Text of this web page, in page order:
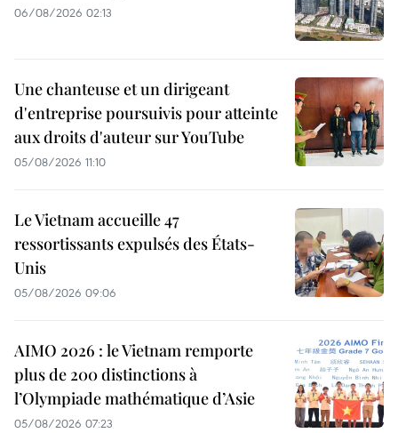
06/08/2026 02:13
Une chanteuse et un dirigeant
d'entreprise poursuivis pour atteinte
aux droits d'auteur sur YouTube
05/08/2026 11:10
Le Vietnam accueille 47
ressortissants expulsés des États-
Unis
05/08/2026 09:06
AIMO 2026 : le Vietnam remporte
plus de 200 distinctions à
l’Olympiade mathématique d’Asie
05/08/2026 07:23